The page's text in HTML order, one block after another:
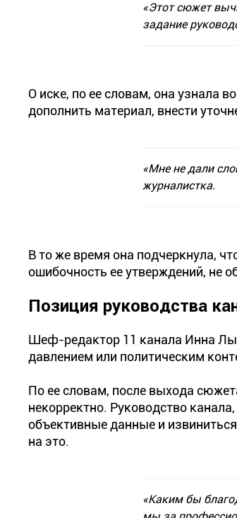
«Этот сюжет
задание
О иске, по ее словам, она узнала
дополнить материал, внести
«Мне не дали
журналистка.
В то же время она подчеркнула,
ошибочность ее утверждений, не
Позиция руководства
Шеф-редактор 11 канала Инна
давлением или политическим
По ее словам, после выхода
некорректно. Руководство
объективные данные и
на это.
«Каким бы